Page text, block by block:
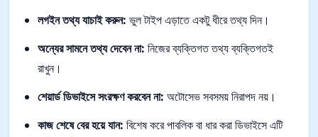
লগইন তথ্য যাচাই করুন: ভুল টাইপ এড়াতে একটু ধীরে তথ্য দিন।
অন্যের সামনে তথ্য দেবেন না: নিজের ব্যক্তিগত তথ্য ব্যক্তিগতই
রাখুন।
শেয়ার্ড ডিভাইসে সংরক্ষণ করবেন না: অটোসেভ সবসময় নিরাপদ নয়।
কাজ শেষে বের হয়ে যান: বিশেষ করে পাবলিক বা ধার করা ডিভাইসে এটি